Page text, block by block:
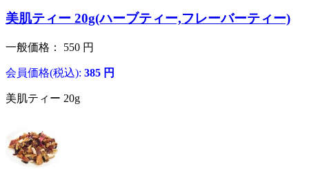
美肌ティー 20g(ハーブティー,フレーバーティー)
一般価格： 550 円
会員価格(税込): 385 円
美肌ティー 20g